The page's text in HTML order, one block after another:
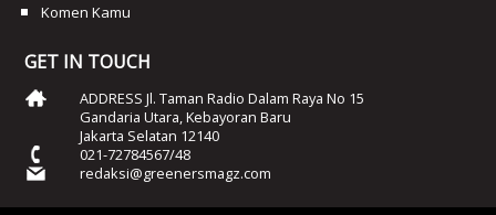
Komen Kamu
GET IN TOUCH
ADDRESS Jl. Taman Radio Dalam Raya No 15
Gandaria Utara, Kebayoran Baru
Jakarta Selatan 12140
021-72784567/48
redaksi@greenersmagz.com